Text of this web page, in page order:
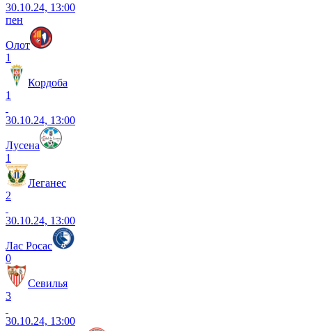
30.10.24, 13:00
пен
Олот
1
Кордоба
1
30.10.24, 13:00
Лусена
1
Леганес
2
30.10.24, 13:00
Лас Росас
0
Севилья
3
30.10.24, 13:00